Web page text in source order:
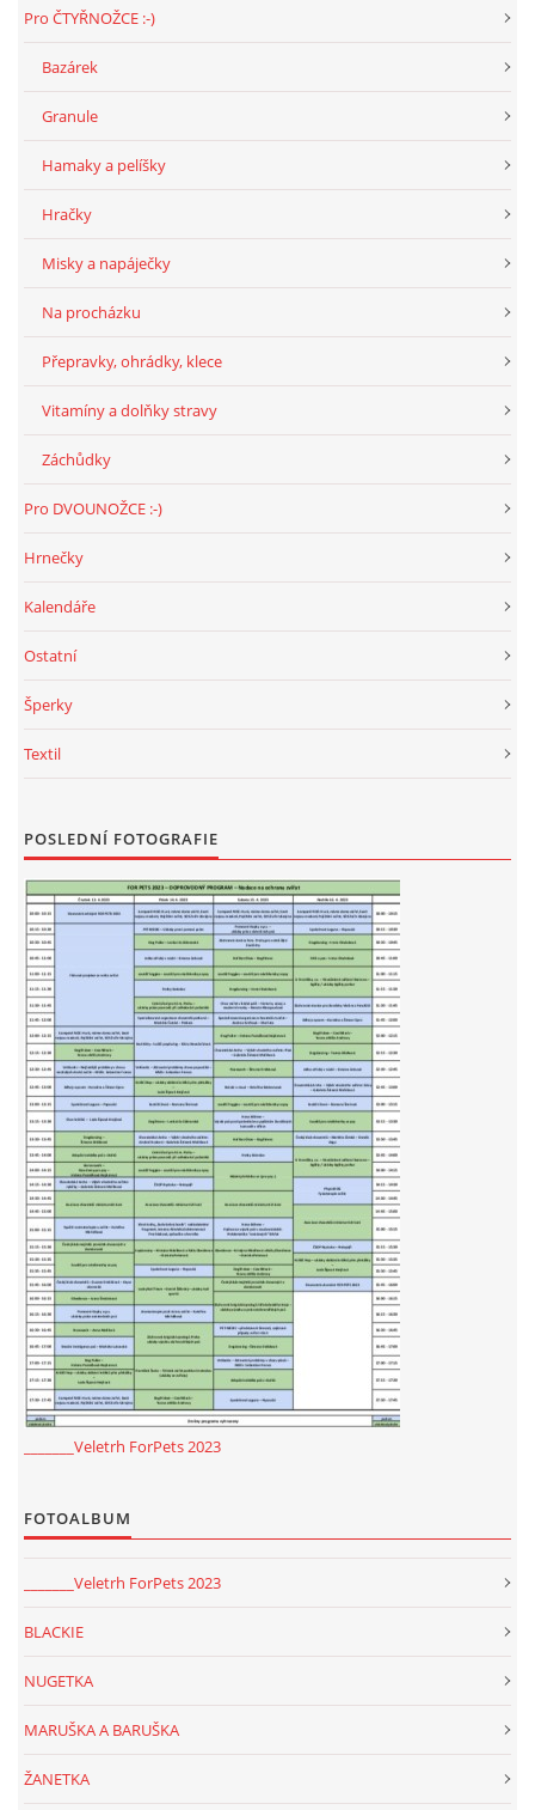
Pro ČTYŘNOŽCE :-)
Bazárek
Granule
Hamaky a pelíšky
Hračky
Misky a napáječky
Na procházku
Přepravky, ohrádky, klece
Vitamíny a dolňky stravy
Záchůdky
Pro DVOUNOŽCE :-)
Hrnečky
Kalendáře
Ostatní
Šperky
Textil
POSLEDNÍ FOTOGRAFIE
_______Veletrh ForPets 2023
FOTOALBUM
_______Veletrh ForPets 2023
BLACKIE
NUGETKA
MARUŠKA A BARUŠKA
ŽANETKA